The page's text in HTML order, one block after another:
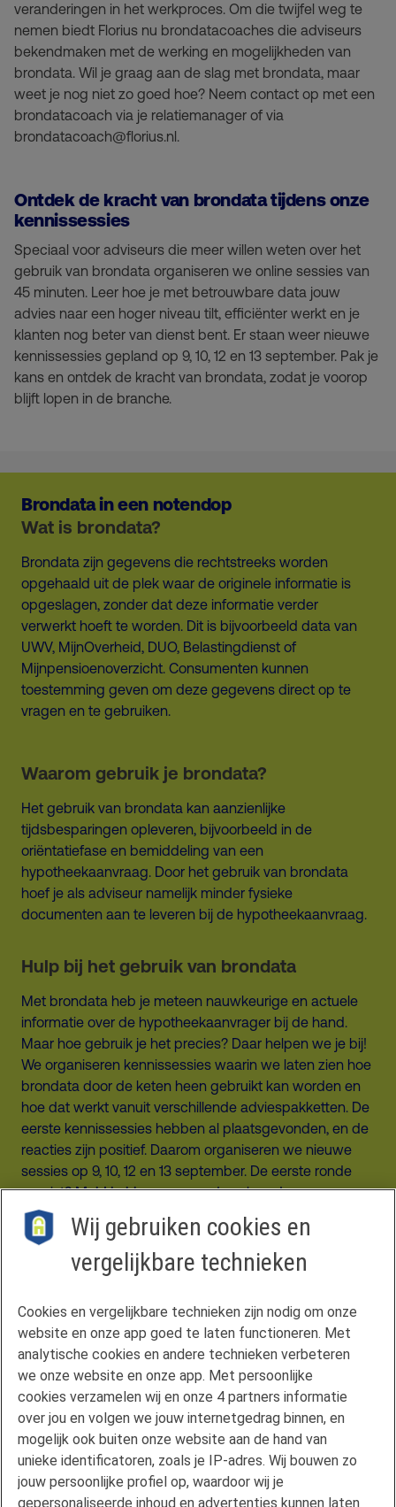
veranderingen in het werkproces. Om die twijfel weg te
nemen biedt Florius nu brondatacoaches die adviseurs
bekendmaken met de werking en mogelijkheden van
brondata. Wil je graag aan de slag met brondata, maar
weet je nog niet zo goed hoe? Neem contact op met een
brondatacoach via je relatiemanager of via
brondatacoach@florius.nl.
Ontdek de kracht van brondata tijdens onze
kennissessies
Speciaal voor adviseurs die meer willen weten over het
gebruik van brondata organiseren we online sessies van
45 minuten. Leer hoe je met betrouwbare data jouw
advies naar een hoger niveau tilt, efficiënter werkt en je
klanten nog beter van dienst bent. Er staan weer nieuwe
kennissessies gepland op 9, 10, 12 en 13 september. Pak je
kans en ontdek de kracht van brondata, zodat je voorop
blijft lopen in de branche.
Brondata in een notendop
Wat is brondata?
Brondata zijn gegevens die rechtstreeks worden
opgehaald uit de plek waar de originele informatie is
opgeslagen, zonder dat deze informatie verder
verwerkt hoeft te worden. Dit is bijvoorbeeld data van
UWV, MijnOverheid, DUO, Belastingdienst of
Mijnpensioenoverzicht. Consumenten kunnen
toestemming geven om deze gegevens direct op te
vragen en te gebruiken.
Waarom gebruik je brondata?
Het gebruik van brondata kan aanzienlijke
tijdsbesparingen opleveren, bijvoorbeeld in de
oriëntatiefase en bemiddeling van een
hypotheekaanvraag. Door het gebruik van brondata
hoef je als adviseur namelijk minder fysieke
documenten aan te leveren bij de hypotheekaanvraag.
Hulp bij het gebruik van brondata
Met brondata heb je meteen nauwkeurige en actuele
informatie over de hypotheekaanvrager bij de hand.
Maar hoe gebruik je het precies? Daar helpen we je bij!
We organiseren kennissessies waarin we laten zien hoe
brondata door de keten heen gebruikt kan worden en
hoe dat werkt vanuit verschillende adviespakketten. De
eerste kennissessies hebben al plaatsgevonden, en de
reacties zijn positief. Daarom organiseren we nieuwe
sessies op 9, 10, 12 en 13 september. De eerste ronde
gemist?Meld je hier aanvoor de volgende.
Veelgestelde vragen
Klachtenregeling
Privacyverklaring
Disclaimer
Gebruikersvoorwaarden FAN
Actuele rente
Downloads
Wij gebruiken cookies en
vergelijkbare technieken
Cookies en vergelijkbare technieken zijn nodig om onze
website en onze app goed te laten functioneren. Met
analytische cookies en andere technieken verbeteren
we onze website en onze app. Met persoonlijke
cookies verzamelen wij en onze 4 partners informatie
over jou en volgen we jouw internetgedrag binnen, en
mogelijk ook buiten onze website aan de hand van
unieke identificatoren, zoals je IP-adres. Wij bouwen zo
jouw persoonlijke profiel op, waardoor wij je
gepersonaliseerde inhoud en advertenties kunnen laten